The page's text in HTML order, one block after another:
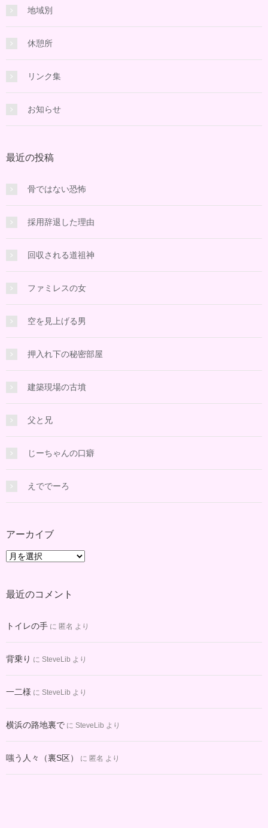
地域別
休憩所
リンク集
お知らせ
最近の投稿
骨ではない恐怖
採用辞退した理由
回収される道祖神
ファミレスの女
空を見上げる男
押入れ下の秘密部屋
建築現場の古墳
父と兄
じーちゃんの口癖
えででーろ
アーカイブ
ア
イ
最近のコメント
トイレの手 に 匿名 より
背乗り に SteveLib より
一二様 に SteveLib より
横浜の路地裏で に SteveLib より
嗤う人々（裏S区） に 匿名 より